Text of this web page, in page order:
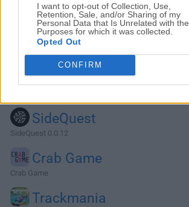
I want to opt-out of Collection, Use,
Retention, Sale, and/or Sharing of my
Personal Data that Is Unrelated with the
Purposes for which it was collected.
Opted Out
CONFIRM
Alternativas y Software Similar
SideQuest
SideQuest 0.0.12
Crab Game
Crab Game
Trackmania